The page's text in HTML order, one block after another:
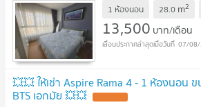
1 ห้องนอน 28.0 m2
13,500 บาท/เดือน
07/
💥💥 ให้เช่า Aspire Rama 4 - 1 ห้องนอน
BTS เอกมัย 💥💥